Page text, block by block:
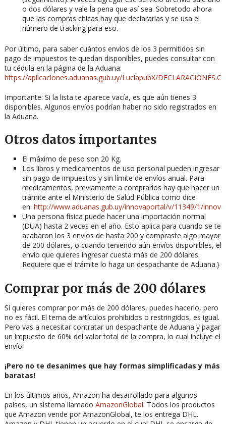
o dos dólares y vale la pena que así sea. Sobretodo ahora
que las compras chicas hay que declararlas y se usa el
número de tracking para eso.
Por último, para saber cuántos envíos de los 3 permitidos sin
pago de impuestos te quedan disponibles, puedes consultar con
tu cédula en la página de la Aduana:
https://aplicaciones.aduanas.gub.uy/LuciapubX/
Importante: Si la lista te aparece vacía, es que aún tienes 3
disponibles. Algunos envíos podrían haber no sido registrados en
la Aduana.
Otros datos importantes
El máximo de peso son 20 Kg.
Los libros y medicamentos de uso personal pueden ingresar
sin pago de impuestos y sin límite de envíos anual. Para
medicamentos, previamente a comprarlos hay que hacer un
trámite ante el Ministerio de Salud Pública como dice
en: http://www.aduanas.gub.uy/innovaportal/v/11349/1/
Una persona física puede hacer una importación normal
(DUA) hasta 2 veces en el año. Esto aplica para cuando se te
acabaron los 3 envíos de hasta 200 y compraste algo mayor
de 200 dólares, o cuando teniendo aún envíos disponibles, el
envío que quieres ingresar cuesta más de 200 dólares.
Requiere que el trámite lo haga un despachante de Aduana.}
Comprar por más de 200 dólares
Si quieres comprar por más de 200 dólares, puedes hacerlo, pero
no es fácil. El tema de artículos prohibidos o restringidos, es igual.
Pero vas a necesitar contratar un despachante de Aduana y pagar
un impuesto de 60% del valor total de la compra, lo cual incluye el
envío.
¡Pero no te desanimes que hay formas simplificadas y más
baratas!
En los últimos años, Amazon ha desarrollado para algunos
países, un sistema llamado AmazonGlobal. Todos los productos
que Amazon vende por AmazonGlobal, te los entrega DHL.